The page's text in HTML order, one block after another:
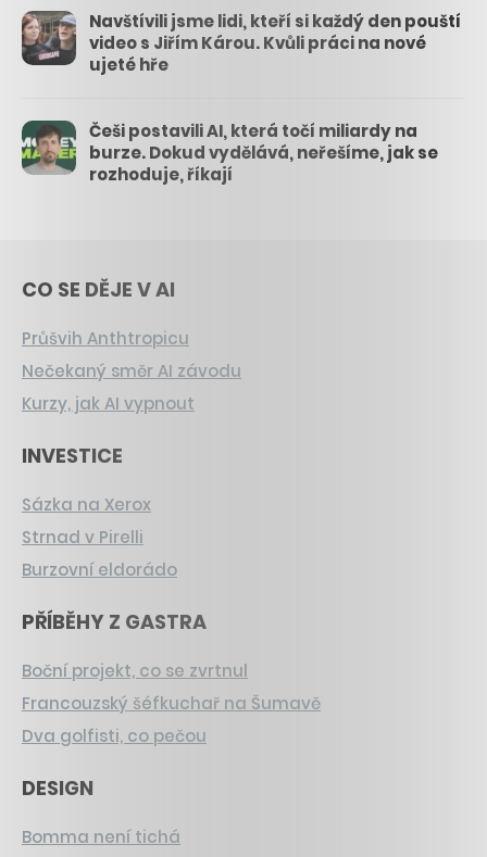
Navštívili jsme lidi, kteří si každý den pouští
video s Jiřím Károu. Kvůli práci na nové
ujeté hře
Češi postavili AI, která točí miliardy na
burze. Dokud vydělává, neřešíme, jak se
rozhoduje, říkají
CO SE DĚJE V AI
Průšvih Anthtropicu
Nečekaný směr AI závodu
Kurzy, jak AI vypnout
INVESTICE
Sázka na Xerox
Strnad v Pirelli
Burzovní eldorádo
PŘÍBĚHY Z GASTRA
Boční projekt, co se zvrtnul
Francouzský šéfkuchař na Šumavě
Dva golfisti, co pečou
DESIGN
Bomma není tichá